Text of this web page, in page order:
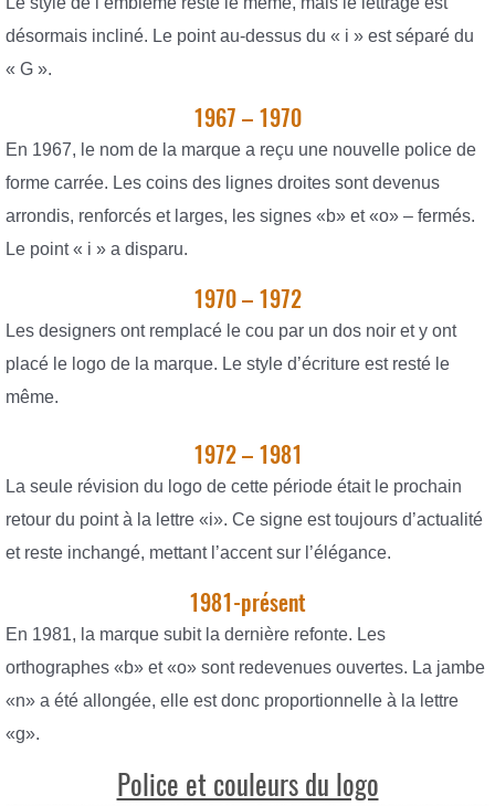
désormais incliné. Le point au-dessus du « i » est séparé du
« G ».
1967 – 1970
En 1967, le nom de la marque a reçu une nouvelle police de
forme carrée. Les coins des lignes droites sont devenus
arrondis, renforcés et larges, les signes «b» et «o» – fermés.
Le point « i » a disparu.
1970 – 1972
Les designers ont remplacé le cou par un dos noir et y ont
placé le logo de la marque. Le style d’écriture est resté le
même.
1972 – 1981
La seule révision du logo de cette période était le prochain
retour du point à la lettre «i». Ce signe est toujours d’actualité
et reste inchangé, mettant l’accent sur l’élégance.
1981-présent
En 1981, la marque subit la dernière refonte. Les
orthographes «b» et «o» sont redevenues ouvertes. La jambe
«n» a été allongée, elle est donc proportionnelle à la lettre
«g».
Police et couleurs du logo